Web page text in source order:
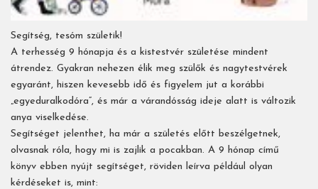
Segítség, tesóm születik!
A terhesség 9 hónapja és a kistestvér születése mindent
átrendez. Gyakran nehezen élik meg szülők és nagytestvérek
egyaránt, hiszen kevesebb idő és figyelem jut a korábbi
„egyeduralkodóra”, és már a várandósság ideje alatt is változik
anya viselkedése.
Segítséget jelenthet, ha már a születés előtt beszélgetnek,
olvasnak róla, hogy mi is zajlik a pocakban. A 9 hónap című
könyv ebben nyújt segítséget, röviden leírva például olyan
kérdéseket is, mint: